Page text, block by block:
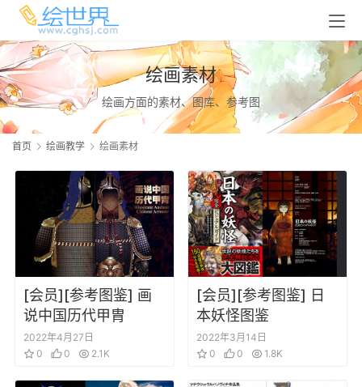
绘画素材
绘画方面的素材、图库、参考图
首页 绘画教学 绘画素材
[会员][参考图鉴] 画
说中国历代甲胄
2022年4月27日
0
0 2.1K
[会员][参考图鉴] 日
本妖怪图鉴
2022年3月14日
0
0 1.8K